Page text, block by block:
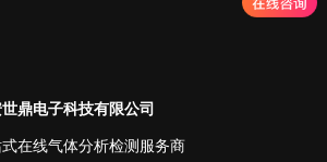
鼎电子科技有限公司
在线气体分析检测服务商